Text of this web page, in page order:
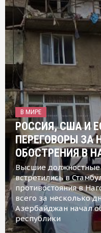
В МИРЕ
РОССИЯ, США И
ПЕРЕГОВОРЫ ЗА
ОБОСТРЕНИЯ В
Высшие
встретились в
противостояния в
всего за несколько
Азербайджан начал
республики